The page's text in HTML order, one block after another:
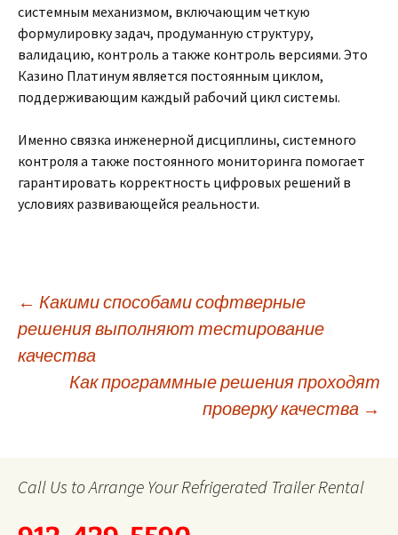
системным механизмом, включающим четкую
формулировку задач, продуманную структуру,
валидацию, контроль а также контроль версиями. Это
Казино Платинум является постоянным циклом,
поддерживающим каждый рабочий цикл системы.
Именно связка инженерной дисциплины, системного
контроля а также постоянного мониторинга помогает
гарантировать корректность цифровых решений в
условиях развивающейся реальности.
Post
navigation
← Какими способами софтверные
решения выполняют тестирование
качества
Как программные решения проходят
проверку качества →
Call Us to Arrange Your Refrigerated Trailer Rental